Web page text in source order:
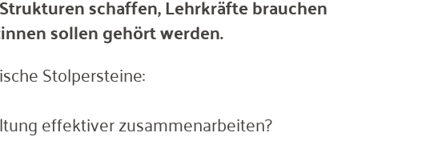
schaffen, Lehrkräfte brauchen
sollen gehört werden.
Stolpersteine:
effektiver zusammenarbeiten?